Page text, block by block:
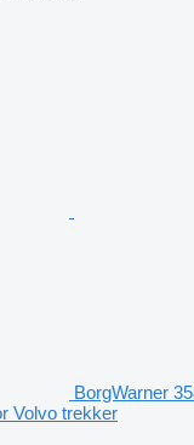
BorgWarner
Volvo trekker